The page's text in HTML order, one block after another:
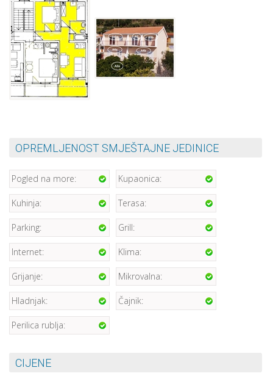
OPREMLJENOST SMJEŠTAJNE JEDINICE
Pogled na more: Kupaonica:
Kuhinja: Terasa:
Parking: Grill:
Internet: Klima:
Grijanje: Mikrovalna:
Hladnjak: Čajnik:
Perilica rublja:
CIJENE